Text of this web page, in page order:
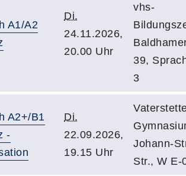
A1/A2
Di.
24.11.2026,
20.00 Uhr
vhs-
39,
3
A2+/B1
-
Di.
22.09.2026,
19.15 Uhr
Johann-
Str., W E-